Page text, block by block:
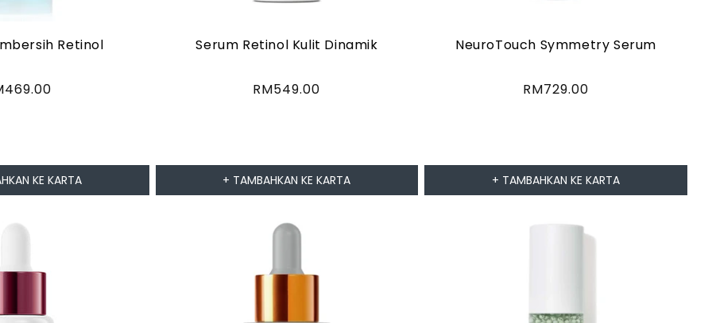
Retinol
KE KARTA
Serum Retinol Kulit Dinamik
Harga
RM549.00
+ TAMBAHKAN KE KARTA
NeuroTouch Symmetry Serum
Harga
RM729.00
+ TAMBAHKAN KE KARTA